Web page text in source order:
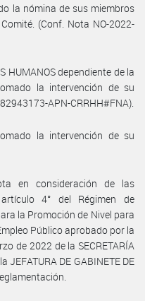
la nómina de sus miembros
(Conf. Nota NO-2022-
HUMANOS dependiente de la
la intervención de su
APN-CRRHH#FNA).
la intervención de su
en consideración de las
4° del Régimen de
la Promoción de Nivel para
Público aprobado por la
de 2022 de la SECRETARÍA
JEFATURA DE GABINETE DE